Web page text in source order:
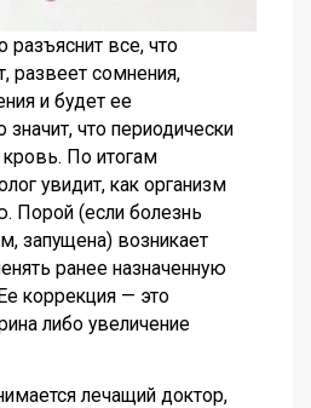
разъяснит все, что
развеет сомнения,
и будет ее
значит, что периодически
По итогам
увидит, как организм
Порой (если болезнь
запущена) возникает
ранее назначенную
коррекция — это
либо увеличение
лечащий доктор,